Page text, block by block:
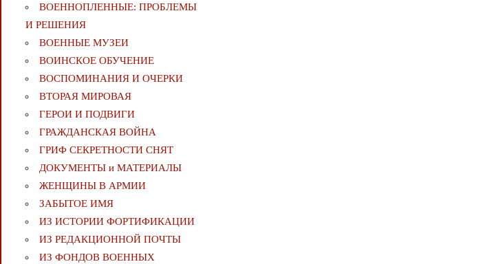
ВОЕННОПЛЕННЫЕ: ПРОБЛЕМЫ
И РЕШЕНИЯ
ВОЕННЫЕ МУЗЕИ
ВОИНСКОЕ ОБУЧЕНИЕ
ВОСПОМИНАНИЯ И ОЧЕРКИ
ВТОРАЯ МИРОВАЯ
ГЕРОИ И ПОДВИГИ
ГРАЖДАНСКАЯ ВОЙНА
ГРИФ СЕКРЕТНОСТИ СНЯТ
ДОКУМЕНТЫ и МАТЕРИАЛЫ
ЖЕНЩИНЫ В АРМИИ
ЗАБЫТОЕ ИМЯ
ИЗ ИСТОРИИ ФОРТИФИКАЦИИ
ИЗ РЕДАКЦИОННОЙ ПОЧТЫ
ИЗ ФОНДОВ ВОЕННЫХ